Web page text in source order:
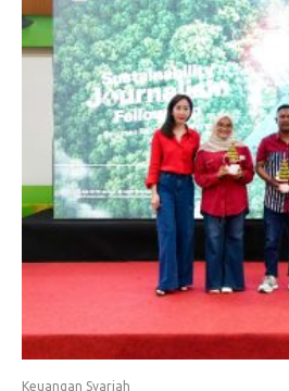
Keuangan Syariah